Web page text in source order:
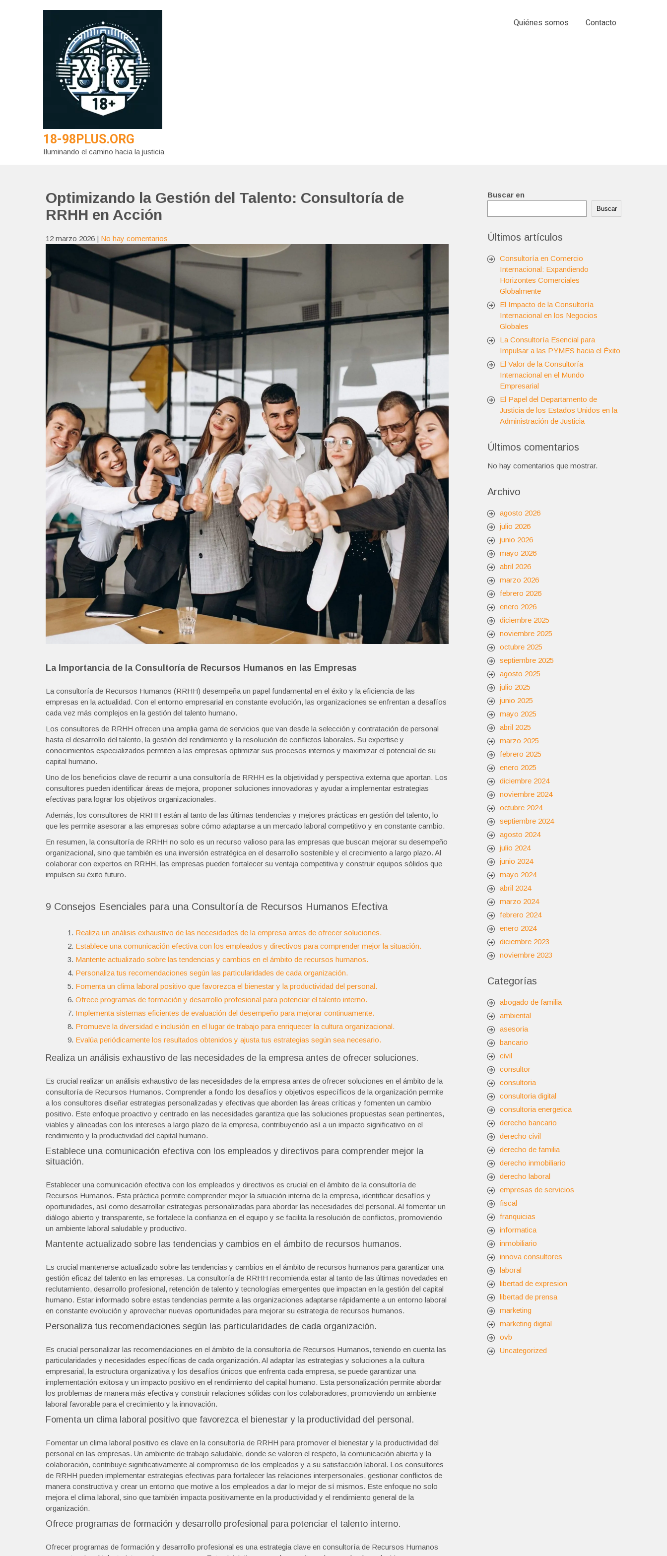
18-98PLUS.ORG
Iluminando el camino hacia la justicia
Quiénes somos Contacto
Optimizando la Gestión del Talento: Consultoría de
RRHH en Acción
12 marzo 2026 | No hay comentarios
La Importancia de la Consultoría de Recursos Humanos en las Empresas
La consultoría de Recursos Humanos (RRHH) desempeña un papel fundamental en el éxito y la eficiencia de las
empresas en la actualidad. Con el entorno empresarial en constante evolución, las organizaciones se enfrentan a desafíos
cada vez más complejos en la gestión del talento humano.
Los consultores de RRHH ofrecen una amplia gama de servicios que van desde la selección y contratación de personal
hasta el desarrollo del talento, la gestión del rendimiento y la resolución de conflictos laborales. Su expertise y
conocimientos especializados permiten a las empresas optimizar sus procesos internos y maximizar el potencial de su
capital humano.
Uno de los beneficios clave de recurrir a una consultoría de RRHH es la objetividad y perspectiva externa que aportan. Los
consultores pueden identificar áreas de mejora, proponer soluciones innovadoras y ayudar a implementar estrategias
efectivas para lograr los objetivos organizacionales.
Además, los consultores de RRHH están al tanto de las últimas tendencias y mejores prácticas en gestión del talento, lo
que les permite asesorar a las empresas sobre cómo adaptarse a un mercado laboral competitivo y en constante cambio.
En resumen, la consultoría de RRHH no solo es un recurso valioso para las empresas que buscan mejorar su desempeño
organizacional, sino que también es una inversión estratégica en el desarrollo sostenible y el crecimiento a largo plazo. Al
colaborar con expertos en RRHH, las empresas pueden fortalecer su ventaja competitiva y construir equipos sólidos que
impulsen su éxito futuro.
9 Consejos Esenciales para una Consultoría de Recursos Humanos Efectiva
Realiza un análisis exhaustivo de las necesidades de la empresa antes de ofrecer soluciones.
Establece una comunicación efectiva con los empleados y directivos para comprender mejor la situación.
Mantente actualizado sobre las tendencias y cambios en el ámbito de recursos humanos.
Personaliza tus recomendaciones según las particularidades de cada organización.
Fomenta un clima laboral positivo que favorezca el bienestar y la productividad del personal.
Ofrece programas de formación y desarrollo profesional para potenciar el talento interno.
Implementa sistemas eficientes de evaluación del desempeño para mejorar continuamente.
Promueve la diversidad e inclusión en el lugar de trabajo para enriquecer la cultura organizacional.
Evalúa periódicamente los resultados obtenidos y ajusta tus estrategias según sea necesario.
Realiza un análisis exhaustivo de las necesidades de la empresa antes de ofrecer soluciones.
Es crucial realizar un análisis exhaustivo de las necesidades de la empresa antes de ofrecer soluciones en el ámbito de la
consultoría de Recursos Humanos. Comprender a fondo los desafíos y objetivos específicos de la organización permite
a los consultores diseñar estrategias personalizadas y efectivas que aborden las áreas críticas y fomenten un cambio
positivo. Este enfoque proactivo y centrado en las necesidades garantiza que las soluciones propuestas sean pertinentes,
viables y alineadas con los intereses a largo plazo de la empresa, contribuyendo así a un impacto significativo en el
rendimiento y la productividad del capital humano.
Establece una comunicación efectiva con los empleados y directivos para comprender mejor la
situación.
Establecer una comunicación efectiva con los empleados y directivos es crucial en el ámbito de la consultoría de
Recursos Humanos. Esta práctica permite comprender mejor la situación interna de la empresa, identificar desafíos y
oportunidades, así como desarrollar estrategias personalizadas para abordar las necesidades del personal. Al fomentar un
diálogo abierto y transparente, se fortalece la confianza en el equipo y se facilita la resolución de conflictos, promoviendo
un ambiente laboral saludable y productivo.
Mantente actualizado sobre las tendencias y cambios en el ámbito de recursos humanos.
Es crucial mantenerse actualizado sobre las tendencias y cambios en el ámbito de recursos humanos para garantizar una
gestión eficaz del talento en las empresas. La consultoría de RRHH recomienda estar al tanto de las últimas novedades en
reclutamiento, desarrollo profesional, retención de talento y tecnologías emergentes que impactan en la gestión del capital
humano. Estar informado sobre estas tendencias permite a las organizaciones adaptarse rápidamente a un entorno laboral
en constante evolución y aprovechar nuevas oportunidades para mejorar su estrategia de recursos humanos.
Personaliza tus recomendaciones según las particularidades de cada organización.
Es crucial personalizar las recomendaciones en el ámbito de la consultoría de Recursos Humanos, teniendo en cuenta las
particularidades y necesidades específicas de cada organización. Al adaptar las estrategias y soluciones a la cultura
empresarial, la estructura organizativa y los desafíos únicos que enfrenta cada empresa, se puede garantizar una
implementación exitosa y un impacto positivo en el rendimiento del capital humano. Esta personalización permite abordar
los problemas de manera más efectiva y construir relaciones sólidas con los colaboradores, promoviendo un ambiente
laboral favorable para el crecimiento y la innovación.
Fomenta un clima laboral positivo que favorezca el bienestar y la productividad del personal.
Fomentar un clima laboral positivo es clave en la consultoría de RRHH para promover el bienestar y la productividad del
personal en las empresas. Un ambiente de trabajo saludable, donde se valoren el respeto, la comunicación abierta y la
colaboración, contribuye significativamente al compromiso de los empleados y a su satisfacción laboral. Los consultores
de RRHH pueden implementar estrategias efectivas para fortalecer las relaciones interpersonales, gestionar conflictos de
manera constructiva y crear un entorno que motive a los empleados a dar lo mejor de sí mismos. Este enfoque no solo
mejora el clima laboral, sino que también impacta positivamente en la productividad y el rendimiento general de la
organización.
Ofrece programas de formación y desarrollo profesional para potenciar el talento interno.
Ofrecer programas de formación y desarrollo profesional es una estrategia clave en consultoría de Recursos Humanos
Buscar en
Buscar
Últimos artículos
Consultoría en Comercio
Internacional: Expandiendo
Horizontes Comerciales
Globalmente
El Impacto de la Consultoría
Internacional en los Negocios
Globales
La Consultoría Esencial para
Impulsar a las PYMES hacia el Éxito
El Valor de la Consultoría
Internacional en el Mundo
Empresarial
El Papel del Departamento de
Justicia de los Estados Unidos en la
Administración de Justicia
Últimos comentarios
No hay comentarios que mostrar.
Archivo
agosto 2026
julio 2026
junio 2026
mayo 2026
abril 2026
marzo 2026
febrero 2026
enero 2026
diciembre 2025
noviembre 2025
octubre 2025
septiembre 2025
agosto 2025
julio 2025
junio 2025
mayo 2025
abril 2025
marzo 2025
febrero 2025
enero 2025
diciembre 2024
noviembre 2024
octubre 2024
septiembre 2024
agosto 2024
julio 2024
junio 2024
mayo 2024
abril 2024
marzo 2024
febrero 2024
enero 2024
diciembre 2023
noviembre 2023
Categorías
abogado de familia
ambiental
asesoria
bancario
civil
consultor
consultoria
consultoria digital
consultoria energetica
derecho bancario
derecho civil
derecho de familia
derecho inmobiliario
derecho laboral
empresas de servicios
fiscal
franquicias
informatica
inmobiliario
innova consultores
laboral
libertad de expresion
libertad de prensa
marketing
marketing digital
ovb
Uncategorized